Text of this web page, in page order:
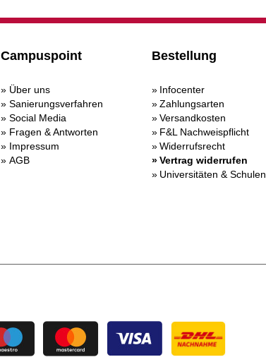
Campuspoint
Über uns
Sanierungsverfahren
Social Media
Fragen & Antworten
Impressum
AGB
Bestellung
Infocenter
Zahlungsarten
Versandkosten
F&L Nachweispflicht
Widerrufsrecht
Vertrag widerrufen
Universitäten & Schulen